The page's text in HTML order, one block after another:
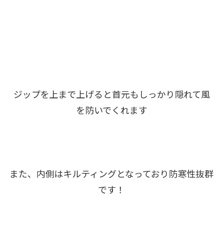
ジップを上まで上げると首元もしっかり隠れて風
を防いでくれます
また、内側はキルティングとなっており防寒性抜群
です！